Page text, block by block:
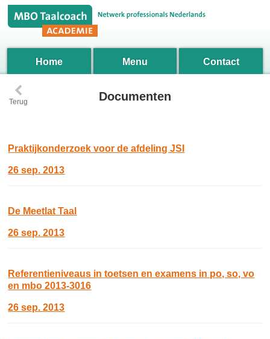
Home Menu Contact
‹
Terug Documenten
Praktijkonderzoek voor de afdeling JSI
26 sep. 2013
De Meetlat Taal
26 sep. 2013
Referentieniveaus in toetsen en examens in po, so, vo
en mbo 2013-3016
26 sep. 2013